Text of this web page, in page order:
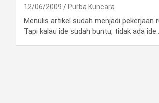
12/06/2009 Purba Kuncara
Menulis artikel sudah menjadi pekerjaan
Tapi kalau ide sudah buntu, tidak ada